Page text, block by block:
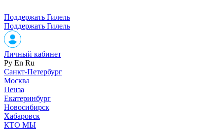
Поддержать Гилель
Поддержать Гилель
Личный кабинет
Ру En Ru
Санкт-Петербург
Москва
Пенза
Екатеринбург
Новосибирск
Хабаровск
КТО МЫ